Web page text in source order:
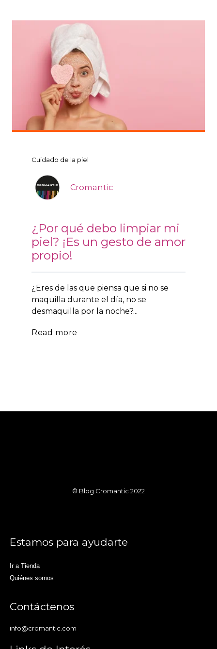
Cuidado de la piel
Cromantic
¿Por qué debo limpiar mi
piel? ¡Es un gesto de amor
propio!
¿Eres de las que piensa que si no se
maquilla durante el día, no se
desmaquilla por la noche?...
Read more
© Blog Cromantic 2022
Estamos para ayudarte
Ir a Tienda
Quiénes somos
Contáctenos
info@cromantic.com